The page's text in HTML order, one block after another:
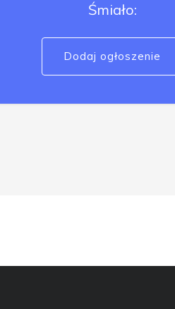
Śmiało:
Dodaj ogłoszenie